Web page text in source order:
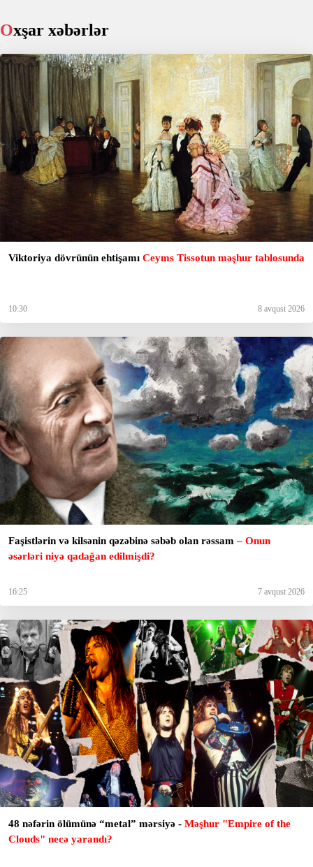
Oxşar xəbərlər
Viktoriya dövrünün ehtişamı Ceyms Tissotun məşhur tablosunda
10:30 8 avqust 2026
Faşistlərin və kilsənin qəzəbinə səbəb olan rəssam– Onun
əsərləri niyə qadağan edilmişdi?
16:25 7 avqust 2026
48 nəfərin ölümünə “metal” mərsiyə - Məşhur "Empire of the
Clouds" necə yarandı?